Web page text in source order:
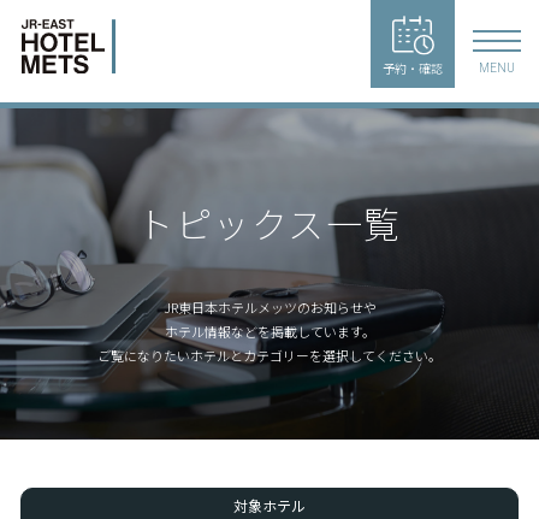
予約・確認 MENU
トピックス一覧
JR東日本ホテルメッツのお知らせや
ホテル情報などを掲載しています。
ご覧になりたいホテルとカテゴリーを選択してください。
対象ホテル